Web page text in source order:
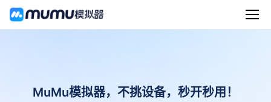
MuMu模拟器，不挑设备，秒开秒用！